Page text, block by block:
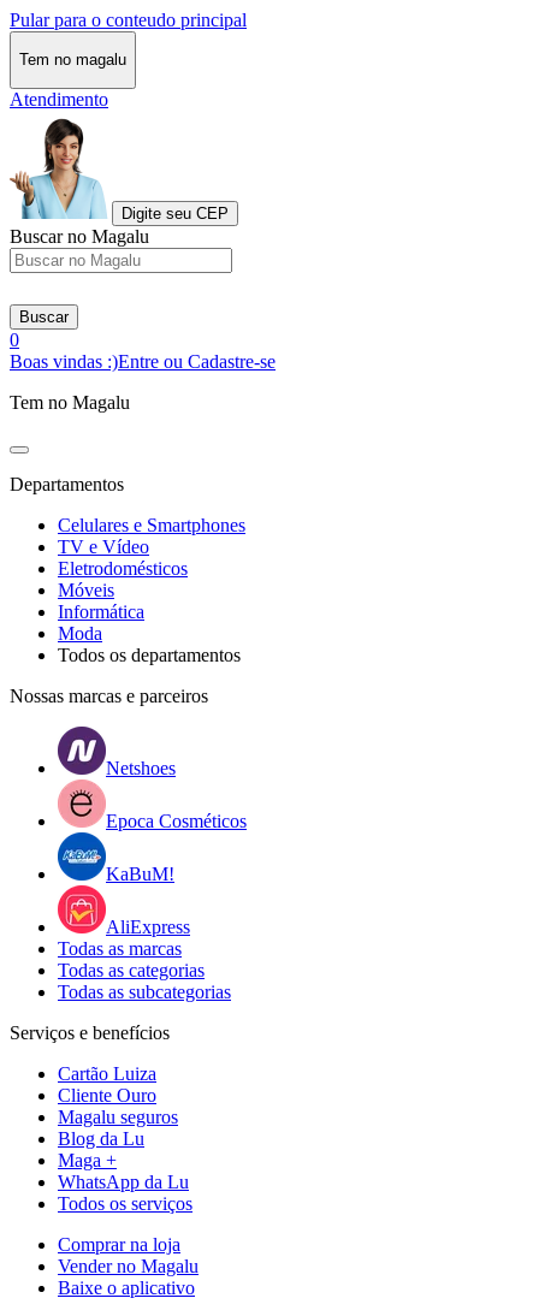
Pular para o conteudo principal
Tem no magalu
Atendimento
Digite seu CEP
Buscar no Magalu
Buscar
0
Boas vindas :)Entre ou Cadastre-se
Tem no Magalu
Departamentos
Celulares e Smartphones
TV e Vídeo
Eletrodomésticos
Móveis
Informática
Moda
Todos os departamentos
Nossas marcas e parceiros
Netshoes
Epoca Cosméticos
KaBuM!
AliExpress
Todas as marcas
Todas as categorias
Todas as subcategorias
Serviços e benefícios
Cartão Luiza
Cliente Ouro
Magalu seguros
Blog da Lu
Maga +
WhatsApp da Lu
Todos os serviços
Comprar na loja
Vender no Magalu
Baixe o aplicativo